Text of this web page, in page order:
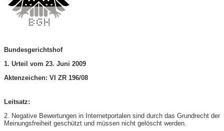
Bundesgerichtshof
1. Urteil vom 23. Juni 2009
Aktenzeichen: VI ZR 196/08
Leitsatz:
2. Negative Bewertungen in Internetportalen sind durch das Grundrecht der
Meinungsfreiheit geschützt und müssen nicht gelöscht werden.